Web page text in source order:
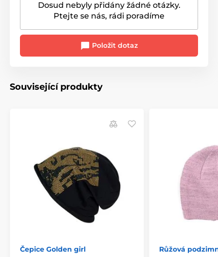
Dosud nebyly přidány žádné otázky.
Ptejte se nás, rádi poradíme
Položit dotaz
Související produkty
Čepice Golden girl Růžová